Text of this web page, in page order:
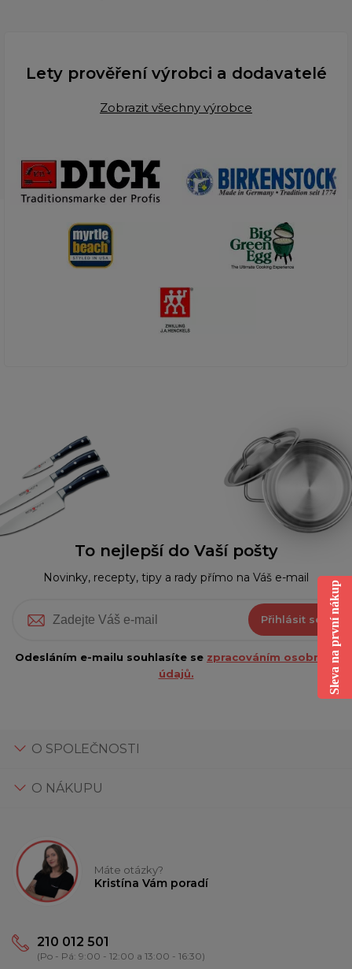
Lety prověření výrobci a dodavatelé
Zobrazit všechny výrobce
To nejlepší do Vaší pošty
Novinky, recepty, tipy a rady přímo na Váš e-mail
Přihlásit se
Odesláním e-mailu souhlasíte se zpracováním osobních
údajů.
O SPOLEČNOSTI
O NÁKUPU
Máte otázky?
Kristína Vám poradí
210 012 501
(Po - Pá: 9:00 - 12:00 a 13:00 - 16:30)
Sleva na první nákup